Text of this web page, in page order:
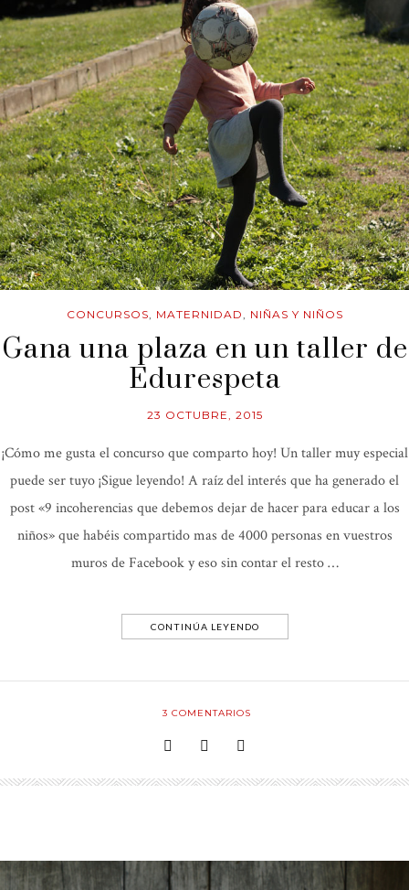
CONCURSOS, MATERNIDAD, NIÑAS Y NIÑOS
Gana una plaza en un taller de
Edurespeta
23 OCTUBRE, 2015
¡Cómo me gusta el concurso que comparto hoy! Un taller muy especial
puede ser tuyo ¡Sigue leyendo! A raíz del interés que ha generado el
post «9 incoherencias que debemos dejar de hacer para educar a los
niños» que habéis compartido mas de 4000 personas en vuestros
muros de Facebook y eso sin contar el resto …
CONTINÚA LEYENDO
3 COMENTARIOS